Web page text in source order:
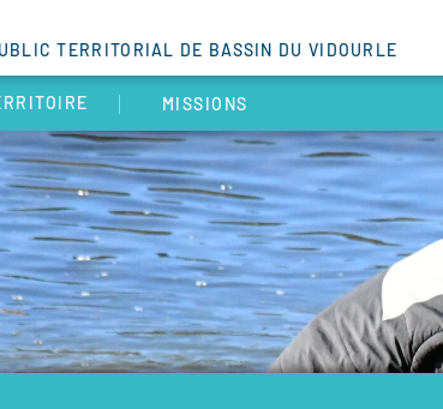
TERRITORIAL DE BASSIN DU VIDOURLE
MISSIONS